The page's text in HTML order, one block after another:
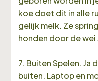
koe doet dit in alle
gelijk melk. Ze
honden door de
7. Buiten Spelen. Ja
buiten. Laptop en